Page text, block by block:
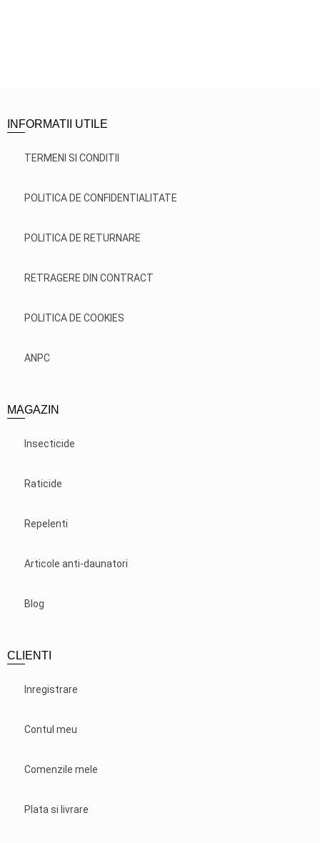
INFORMATII UTILE
TERMENI SI CONDITII
POLITICA DE CONFIDENTIALITATE
POLITICA DE RETURNARE
RETRAGERE DIN CONTRACT
POLITICA DE COOKIES
ANPC
MAGAZIN
Insecticide
Raticide
Repelenti
Articole anti-daunatori
Blog
CLIENTI
Inregistrare
Contul meu
Comenzile mele
Plata si livrare